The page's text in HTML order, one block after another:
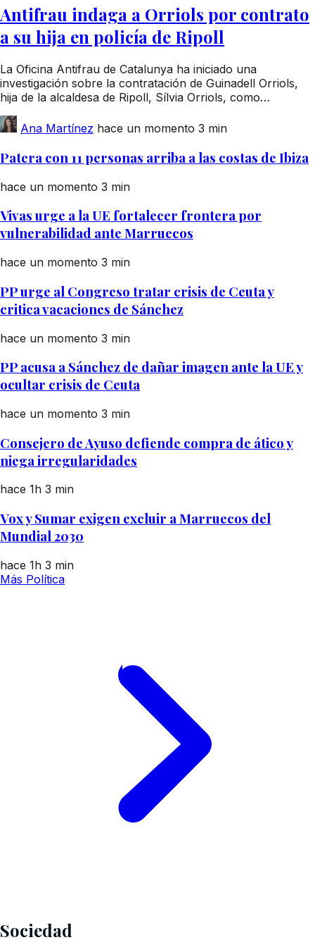
Antifrau indaga a Orriols por contrato
a su hija en policía de Ripoll
La Oficina Antifrau de Catalunya ha iniciado una
investigación sobre la contratación de Guinadell Orriols,
hija de la alcaldesa de Ripoll, Sílvia Orriols, como…
Ana Martínez hace un momento 3 min
Patera con 11 personas arriba a las costas de Ibiza
hace un momento 3 min
Vivas urge a la UE fortalecer frontera por
vulnerabilidad ante Marruecos
hace un momento 3 min
PP urge al Congreso tratar crisis de Ceuta y
critica vacaciones de Sánchez
hace un momento 3 min
PP acusa a Sánchez de dañar imagen ante la UE y
ocultar crisis de Ceuta
hace un momento 3 min
Consejero de Ayuso defiende compra de ático y
niega irregularidades
hace 1h 3 min
Vox y Sumar exigen excluir a Marruecos del
Mundial 2030
hace 1h 3 min
Más Política
Sociedad